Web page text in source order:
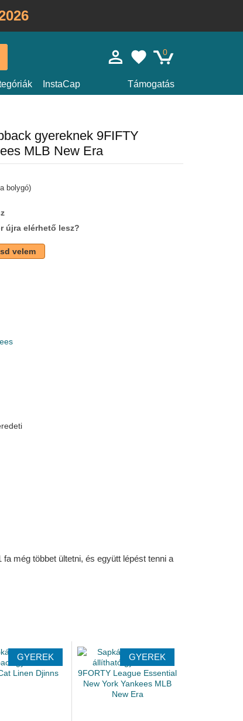
0
InstaCap Támogatás
gyereknek 9FIFTY
MLB New Era
a bolygó)
újra elérhető lesz?
velem
még többet ültetni, és együtt lépést tenni a
GYEREK GYEREK